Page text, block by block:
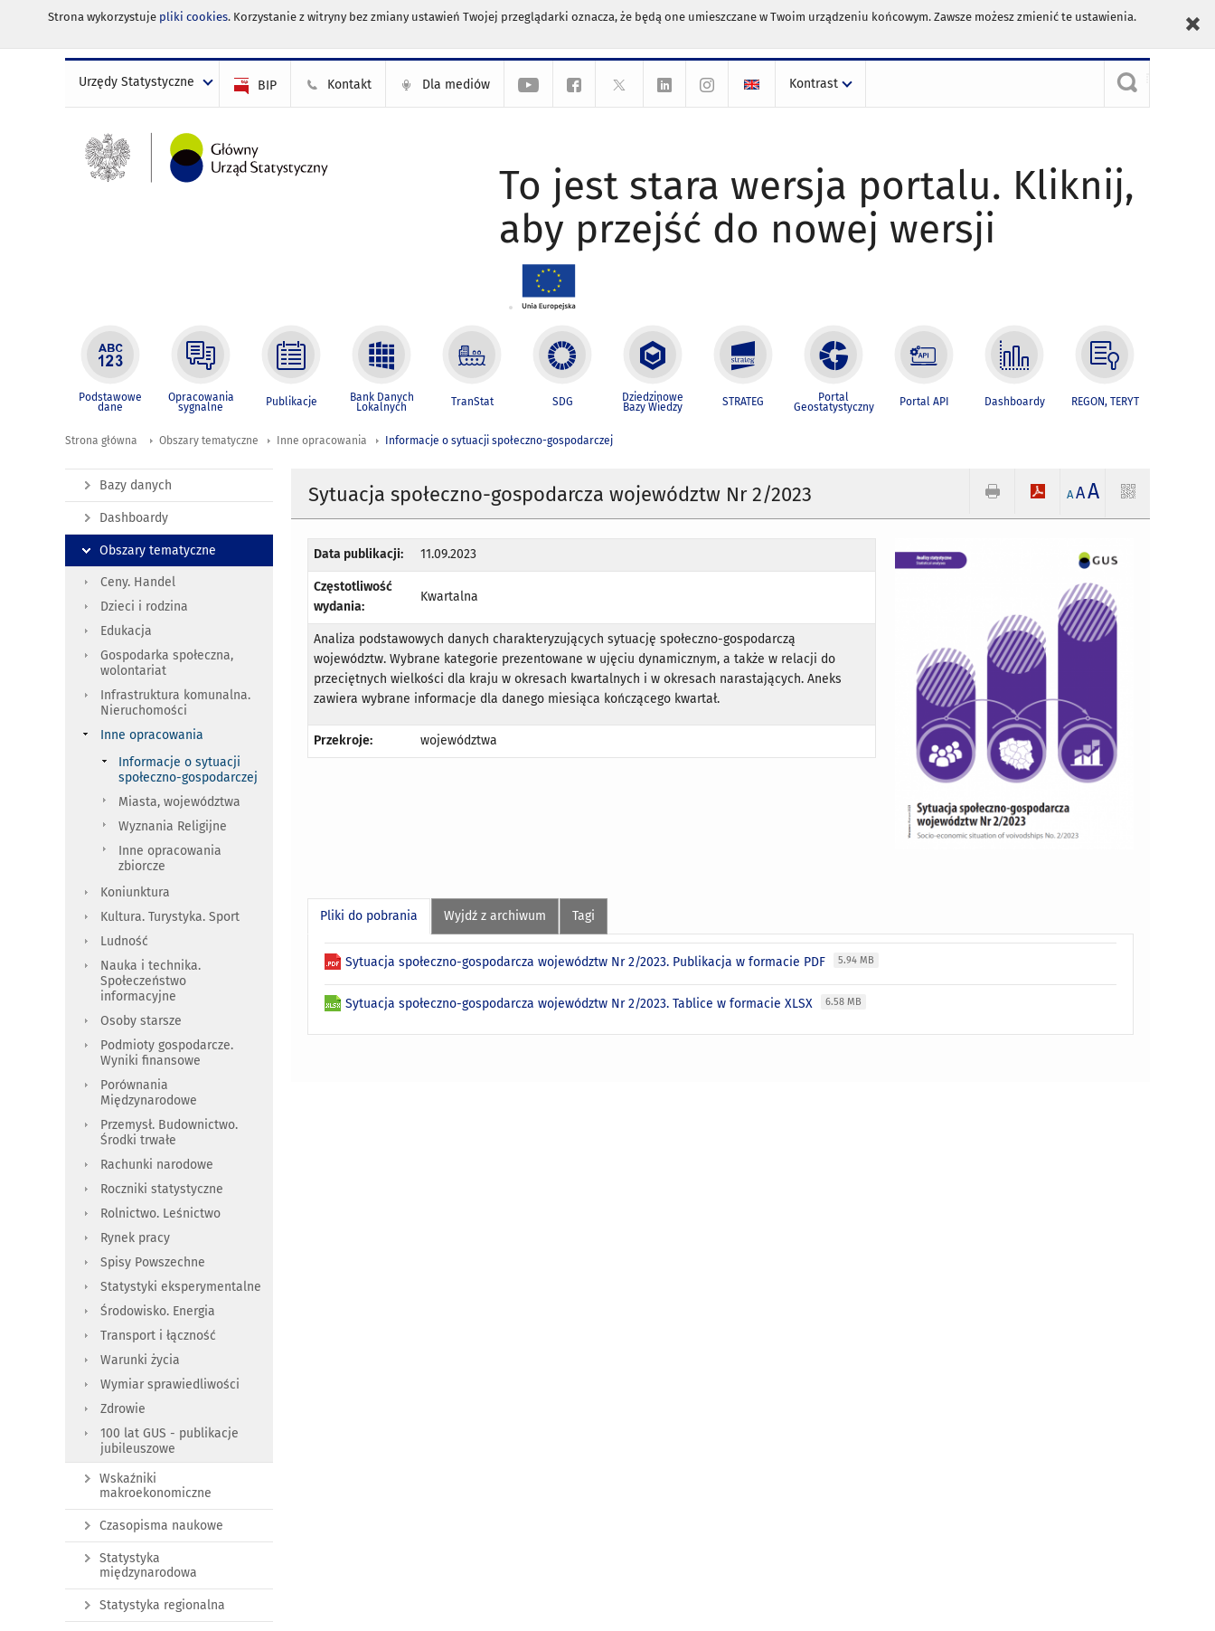
Strona wykorzystuje pliki cookies. Korzystanie z witryny bez zmiany ustawień Twojej przeglądarki oznacza, że będą one umieszczane w Twoim urządzeniu końcowym. Zawsze możesz zmienić te ustawienia.
Urzędy Statystyczne BIP Kontakt Dla mediów Kontrast
To jest stara wersja portalu. Kliknij,
aby przejść do nowej wersji
Podstawowe
dane
Opracowania
sygnalne Publikacje Bank Danych
Lokalnych TranStat SDG Dziedzinowe
Bazy Wiedzy STRATEG Portal
Geostatystyczny Portal API Dashboardy REGON, TERYT
Strona główna Obszary tematyczne Inne opracowania Informacje o sytuacji społeczno-gospodarczej
Sytuacja społeczno-gospodarcza województw Nr 2/2023 A AA
Data publikacji: 11.09.2023
Częstotliwość
wydania:
Kwartalna
Analiza podstawowych danych charakteryzujących sytuację społeczno-gospodarczą
województw. Wybrane kategorie prezentowane w ujęciu dynamicznym, a także w relacji do
przeciętnych wielkości dla kraju w okresach kwartalnych i w okresach narastających. Aneks
zawiera wybrane informacje dla danego miesiąca kończącego kwartał.
Przekroje: województwa
Pliki do pobrania Wyjdź z archiwum Tagi
Sytuacja społeczno-gospodarcza województw Nr 2/2023. Publikacja w formacie PDF 5.94 MB
Sytuacja społeczno-gospodarcza województw Nr 2/2023. Tablice w formacie XLSX 6.58 MB
Bazy danych
Dashboardy
Obszary tematyczne
Ceny. Handel
Dzieci i rodzina
Edukacja
Gospodarka społeczna,
wolontariat
Infrastruktura komunalna.
Nieruchomości
Inne opracowania
Informacje o sytuacji
społeczno-gospodarczej
Miasta, województwa
Wyznania Religijne
Inne opracowania
zbiorcze
Koniunktura
Kultura. Turystyka. Sport
Ludność
Nauka i technika.
Społeczeństwo
informacyjne
Osoby starsze
Podmioty gospodarcze.
Wyniki finansowe
Porównania
Międzynarodowe
Przemysł. Budownictwo.
Środki trwałe
Rachunki narodowe
Roczniki statystyczne
Rolnictwo. Leśnictwo
Rynek pracy
Spisy Powszechne
Statystyki eksperymentalne
Środowisko. Energia
Transport i łączność
Warunki życia
Wymiar sprawiedliwości
Zdrowie
100 lat GUS - publikacje
jubileuszowe
Wskaźniki
makroekonomiczne
Czasopisma naukowe
Statystyka
międzynarodowa
Statystyka regionalna